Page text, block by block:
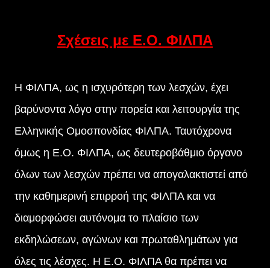
Σχέσεις με Ε.Ο. ΦΙΛΠΑ
Η ΦΙΛΠΑ, ως η ισχυρότερη των λεσχών, έχει
βαρύνοντα λόγο στην πορεία και λειτουργία της
Ελληνικής Ομοσπονδίας ΦΙΛΠΑ. Ταυτόχρονα
όμως η Ε.Ο. ΦΙΛΠΑ, ως δευτεροβάθμιο όργανο
όλων των λεσχών πρέπει να απογαλακτιστεί από
την καθημερινή επιρροή της ΦΙΛΠΑ και να
διαμορφώσει αυτόνομα το πλαίσιο των
εκδηλώσεων, αγώνων και πρωταθλημάτων για
όλες τις λέσχες. Η Ε.Ο. ΦΙΛΠΑ θα πρέπει να